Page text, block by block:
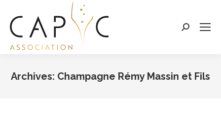
Search:
Archives: Champagne Rémy Massin et Fils